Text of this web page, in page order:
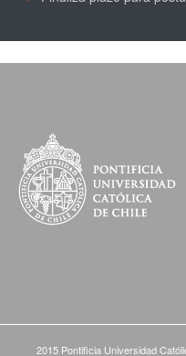
2015 Pontificia Universidad